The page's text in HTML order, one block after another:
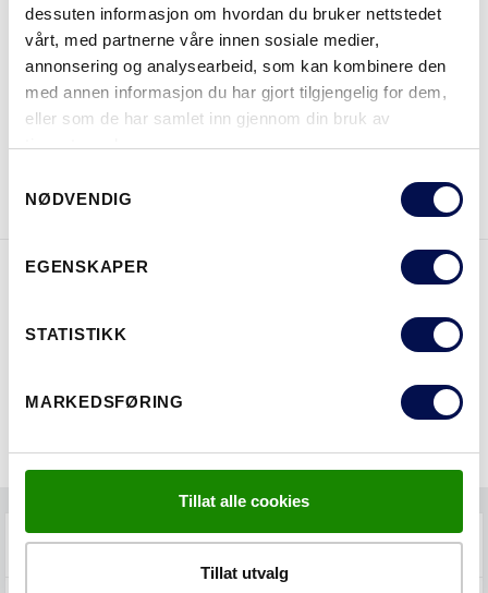
dessuten informasjon om hvordan du bruker nettstedet
vårt, med partnerne våre innen sosiale medier,
annonsering og analysearbeid, som kan kombinere den
med annen informasjon du har gjort tilgjengelig for dem,
eller som de har samlet inn gjennom din bruk av
tjenestene deres.
Selection
NØDVENDIG
EGENSKAPER
STATISTIKK
MARKEDSFØRING
Tillat alle cookies
Tillat utvalg
HVOR KAN MAN KJØPE
FAQS